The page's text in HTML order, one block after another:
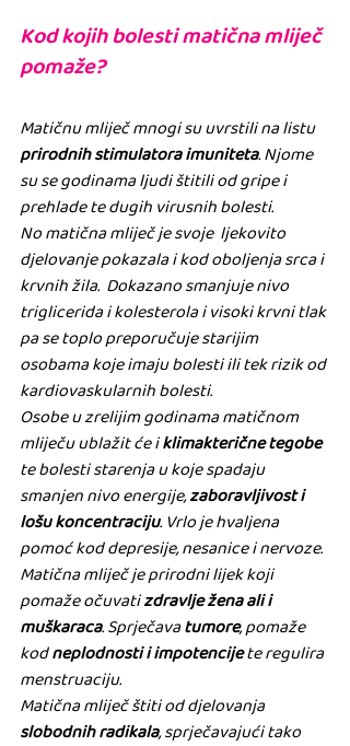
Kod kojih bolesti matična mliječ
pomaže?
Matičnu mliječ mnogi su uvrstili na listu
prirodnih stimulatora imuniteta. Njome
su se godinama ljudi štitili od gripe i
prehlade te dugih virusnih bolesti.
No matična mliječ je svoje  ljekovito
djelovanje pokazala i kod oboljenja srca i
krvnih žila.  Dokazano smanjuje nivo
triglicerida i kolesterola i visoki krvni tlak
pa se toplo preporučuje starijim
osobama koje imaju bolesti ili tek rizik od
kardiovaskularnih bolesti.
Osobe u zrelijim godinama matičnom
mliječu ublažit će i klimakterične tegobe
te bolesti starenja u koje spadaju
smanjen nivo energije, zaboravljivost i
lošu koncentraciju. Vrlo je hvaljena
pomoć kod depresije, nesanice i nervoze.
Matična mliječ je prirodni lijek koji
pomaže očuvati zdravlje žena ali i
muškaraca. Sprječava tumore, pomaže
kod neplodnostiiimpotencije te regulira
menstruaciju.
Matična mliječ štiti od djelovanja
slobodnih radikala, sprječavajući tako